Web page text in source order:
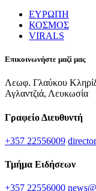
ΕΥΡΩΠΗ
ΚΟΣΜΟΣ
VIRALS
Επικοινωνήστε μαζί μας
Λεωφ. Γλαύκου
Αγλαντζιά, Λευκωσία
Γραφείο Διευθυντή
+357 22556009
Τμήμα Ειδήσεων
+357 22556000